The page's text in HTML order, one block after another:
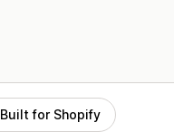
Built for Shopify